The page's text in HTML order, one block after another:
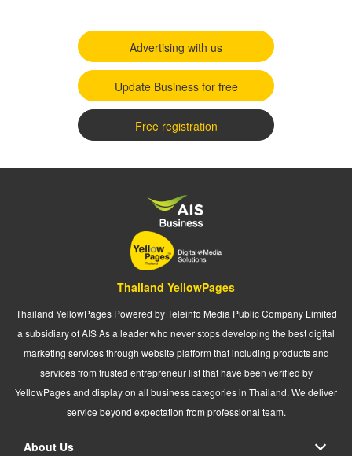
Advertising with us
Update Business for free
Free registration
Thailand YellowPages
Thailand YellowPages Powered by Teleinfo Media Public Company Limited
a subsidiary of AIS As a leader who never stops developing the best digital
marketing services through website platform that including products and
services from trusted entrepreneur list that have been verified by
YellowPages and display on all business categories in Thailand. We deliver
service beyond expectation from professional team.
About Us